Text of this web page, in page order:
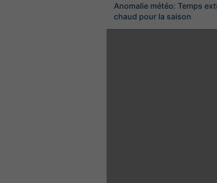
Anomalie météo: Temps
chaud pour la saison